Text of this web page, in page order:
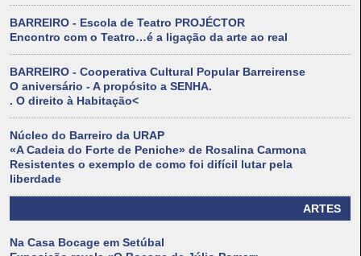
BARREIRO - Escola de Teatro PROJÉCTOR
Encontro com o Teatro…é a ligação da arte ao real
BARREIRO - Cooperativa Cultural Popular Barreirense
O aniversário - A propósito a SENHA.
. O direito à Habitação<
Núcleo do Barreiro da URAP
«A Cadeia do Forte de Peniche» de Rosalina Carmona
Resistentes o exemplo de como foi difícil lutar pela
liberdade
ARTES
Na Casa Bocage em Setúbal